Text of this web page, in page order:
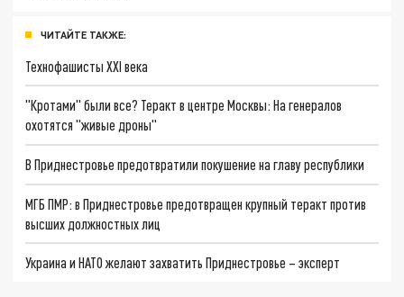
ЧИТАЙТЕ ТАКЖЕ:
Технофашисты XXI века
"Кротами" были все? Теракт в центре Москвы: На генералов
охотятся "живые дроны"
В Приднестровье предотвратили покушение на главу республики
МГБ ПМР: в Приднестровье предотвращен крупный теракт против
высших должностных лиц
Украина и НАТО желают захватить Приднестровье – эксперт